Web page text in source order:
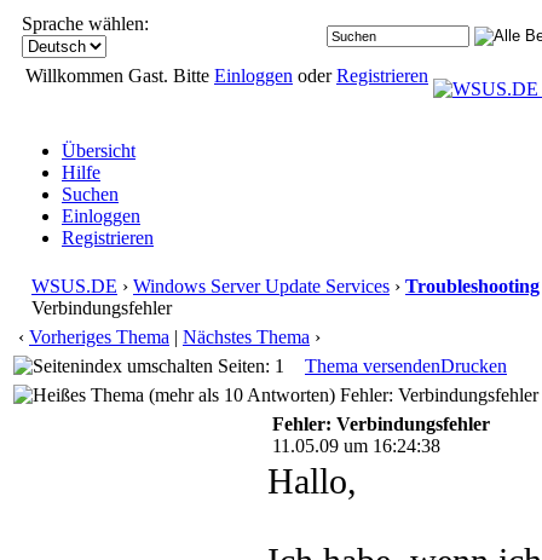
Sprache wählen:
Willkommen Gast. Bitte Einloggen oderRegistrieren
Übersicht
Hilfe
Suchen
Einloggen
Registrieren
WSUS.DE › Windows Server Update Services › Troubleshooting
Verbindungsfehler
‹ Vorheriges Thema | Nächstes Thema ›
Seiten: 1
Thema versendenDrucken
Fehler:
Fehler: Verbindungsfehler
11.05.09 um 16:24:38
Hallo,